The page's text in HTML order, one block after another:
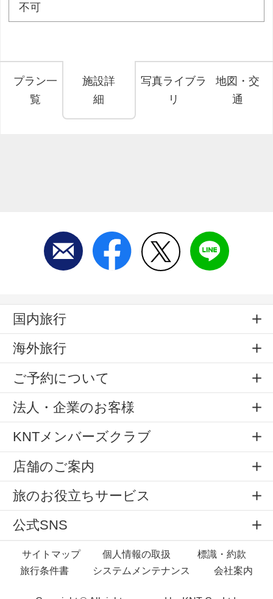
不可
プラン一
覧
施設詳
細
写真ライブラ
リ
地図・交
通
国内旅行
海外旅行
ご予約について
法人・企業のお客様
KNTメンバーズクラブ
店舗のご案内
旅のお役立ちサービス
公式SNS
サイトマップ 個人情報の取扱
標識・約款
旅行条件書
システムメンテナンス 会社案内